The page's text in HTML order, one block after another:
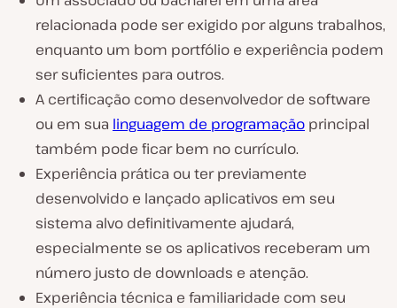
relacionada pode ser exigido por alguns trabalhos,
enquanto um bom portfólio e experiência podem
ser suficientes para outros.
A certificação como desenvolvedor de software
ou em sua linguagem de programação principal
também pode ficar bem no currículo.
Experiência prática ou ter previamente
desenvolvido e lançado aplicativos em seu
sistema alvo definitivamente ajudará,
especialmente se os aplicativos receberam um
número justo de downloads e atenção.
Experiência técnica e familiaridade com seu